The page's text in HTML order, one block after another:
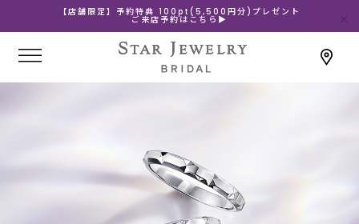
【店舗限定】予約特典 100pt(5,500円分)プレゼント
ご来店予約はこちら▶